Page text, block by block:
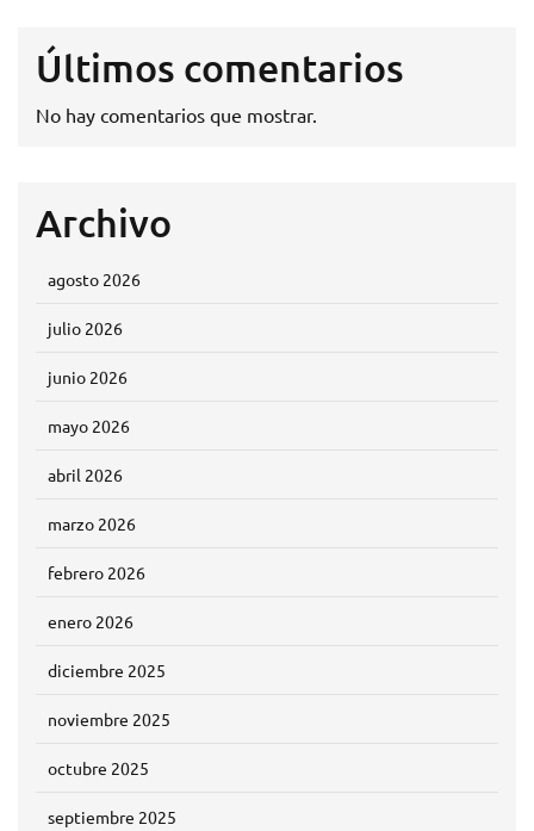
Últimos comentarios
No hay comentarios que mostrar.
Archivo
agosto 2026
julio 2026
junio 2026
mayo 2026
abril 2026
marzo 2026
febrero 2026
enero 2026
diciembre 2025
noviembre 2025
octubre 2025
septiembre 2025